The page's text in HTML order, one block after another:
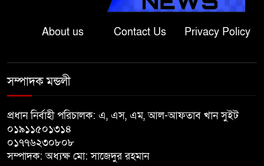
বাগাতিপাড়ায় কপোতাক্ষ এক্সপ্রেসের
ক্ষতি প্রায় ৭ লাখ টাকা
সভাপতি কাজী আল তারিক গ্রেপ্তার
বাজারের আনুষ্ঠানিক কার্যক্রম শুরু
About us Contact Us Privacy Policy
সম্পাদক মন্ডলী
প্রধান নির্বাহী পরিচালক: এ, এস, এম, আল-আফতাব খান সুইট
০১৯১১৫০১৩১৪
০১৭৭৬২৩০৮০৮
সম্পাদক: অধ্যক্ষ মো: সাজেদুর রহমান